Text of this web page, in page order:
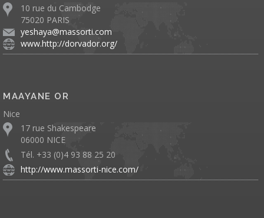
10 rue du Cambodge
75020 PARIS
yeshaya@massorti.com
www.http://dorvador.org/
MAAYANE OR
Nice
17 rue Shakespeare
06000 NICE
Tél. +33 (0)4 93 88 25 20
http://www.massorti-nice.com/